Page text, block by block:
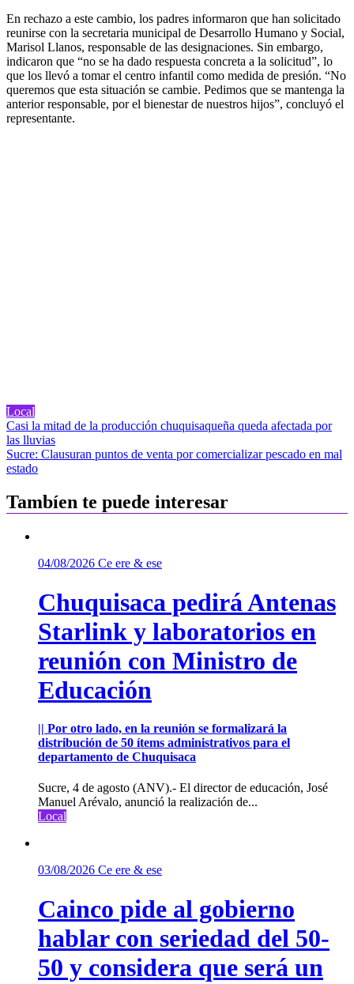
En rechazo a este cambio, los padres informaron que han solicitado
reunirse con la secretaria municipal de Desarrollo Humano y Social,
Marisol Llanos, responsable de las designaciones. Sin embargo,
indicaron que “no se ha dado respuesta concreta a la solicitud”, lo
que los llevó a tomar el centro infantil como medida de presión. “No
queremos que esta situación se cambie. Pedimos que se mantenga la
anterior responsable, por el bienestar de nuestros hijos”, concluyó el
representante.
Local
Navegación
de
entradas
Casi la mitad de la producción chuquisaqueña queda afectada por
las lluvias
Sucre: Clausuran puntos de venta por comercializar pescado en mal
estado
Tambíen te puede interesar
04/08/2026 Ce ere & ese
Chuquisaca pedirá Antenas
Starlink y laboratorios en
reunión con Ministro de
Educación
|| Por otro lado, en la reunión se formalizará la
distribución de 50 ítems administrativos para el
departamento de Chuquisaca
Sucre, 4 de agosto (ANV).- El director de educación, José
Manuel Arévalo, anunció la realización de...
Local
03/08/2026 Ce ere & ese
Cainco pide al gobierno
hablar con seriedad del 50-
50 y considera que será un